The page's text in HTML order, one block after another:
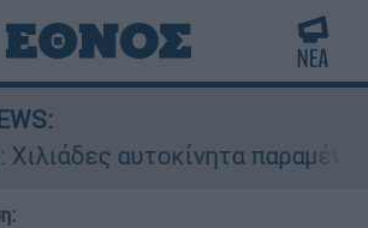
αυτοκίνητα παραμένουν